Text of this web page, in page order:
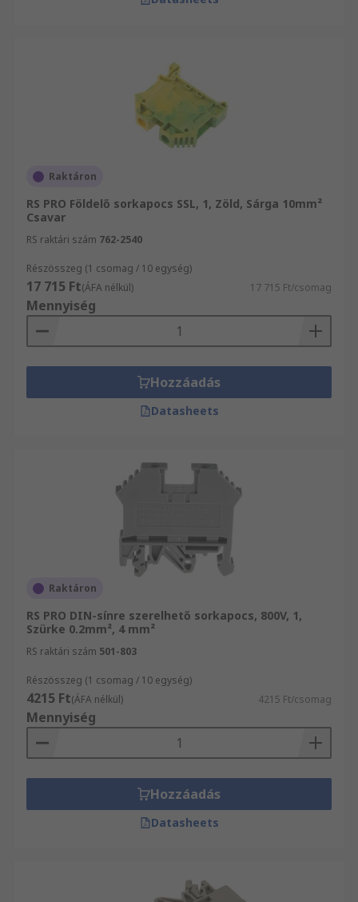
Raktáron
RS PRO Földelő sorkapocs SSL, 1, Zöld, Sárga 10mm²
Csavar
RS raktári szám 762-2540
Részösszeg (1 csomag / 10 egység)
17 715 Ft(ÁFA nélkül) 17 715 Ft/csomag
Mennyiség
Hozzáadás
Datasheets
Raktáron
RS PRO DIN-sínre szerelhető sorkapocs, 800V, 1,
Szürke 0.2mm², 4 mm²
RS raktári szám 501-803
Részösszeg (1 csomag / 10 egység)
4215 Ft(ÁFA nélkül) 4215 Ft/csomag
Mennyiség
Hozzáadás
Datasheets